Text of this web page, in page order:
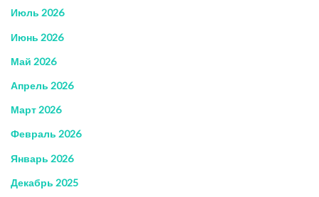
Июль 2026
Июнь 2026
Май 2026
Апрель 2026
Март 2026
Февраль 2026
Январь 2026
Декабрь 2025